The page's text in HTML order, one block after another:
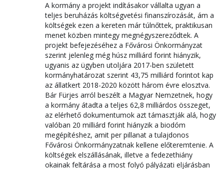
A kormány a projekt indításakor vállalta ugyan a
teljes beruházás költségvetési finanszírozását, ám a
költségek ezen a kereten már túlnőttek, praktikusan
menet közben mintegy megnégyszereződtek. A
projekt befejezéséhez a Fővárosi Önkormányzat
szerint jelenleg még húsz milliárd forint hiányzik,
ugyanis az ügyben utoljára 2017-ben született
kormányhatározat szerint 43,75 milliárd forintot kap
az állatkert 2018-2020 között három évre elosztva.
Bár Fürjes arról beszélt a Magyar Nemzetnek, hogy
a kormány átadta a teljes 62,8 milliárdos összeget,
az elérhető dokumentumok azt támasztják alá, hogy
valóban 20 milliárd forint hiányzik a biodóm
megépítéshez, amit per pillanat a tulajdonos
Fővárosi Önkormányzatnak kellene előteremtenie. A
költségek elszállásának, illetve a fedezethiány
okainak feltárása a most folyó pályázati eljárásban